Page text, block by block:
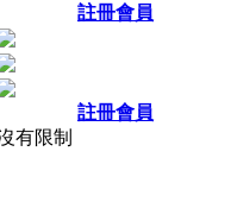
註冊會員
註冊會員
有限制